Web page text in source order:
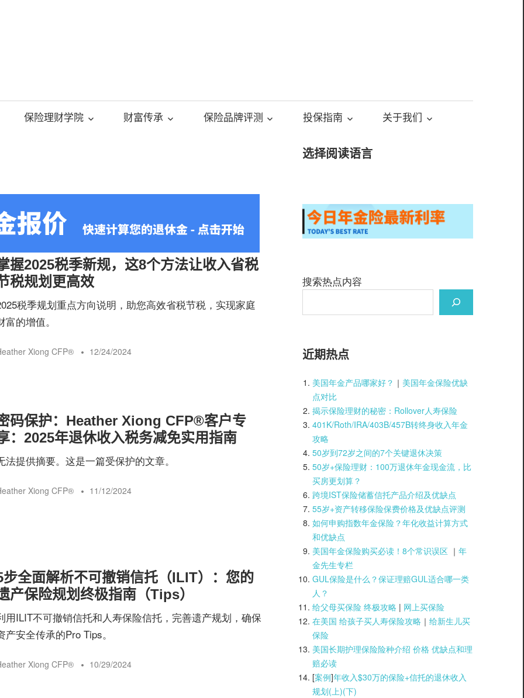
保险理财学院 财富传承 保险品牌评测 投保指南 关于我们
握2025税季新规，这8个方法让收入省税
税规划更高效
税季规划重点方向说明，助您高效省税节税，实现家庭
富的增值。
Xiong CFP®️ 12/24/2024
码保护：Heather Xiong CFP®客户专
：2025年退休收入税务减免实用指南
法提供摘要。这是一篇受保护的文章。
Xiong CFP®️ 11/12/2024
步全面解析不可撤销信托（ILIT）：您的
产保险规划终极指南（Tips）
用ILIT不可撤销信托和人寿保险信托，完善遗产规划，确保
产安全传承的Pro Tips。
Xiong CFP®️ 10/29/2024
选择阅读语言
搜索热点内容
近期热点
美国年金产品哪家好？ ｜ 美国年金保险优缺
点对比
揭示保险理财的秘密：Rollover人寿保险
401K/Roth/IRA/403B/457B转终身收入年金
攻略
50岁到72岁之间的7个关键退休决策
50岁+保险理财：100万退休年金现金流，比
买房更划算？
跨境IST保险储蓄信托产品介绍及优缺点
55岁+资产转移保险保费价格及优缺点评测
如何申购指数年金保险？年化收益计算方式
和优缺点
美国年金保险购买必读！8个常识误区 ｜ 年
金先生专栏
GUL保险是什么？保证理赔GUL适合哪一类
人？
给父母买保险 终极攻略 | 网上买保险
在美国 给孩子买人寿保险攻略 ｜ 给新生儿买
保险
美国长期护理保险险种介绍 价格 优缺点和理
赔必读
[案例]年收入$30万的保险+信托的退休收入
规划(上)(下)